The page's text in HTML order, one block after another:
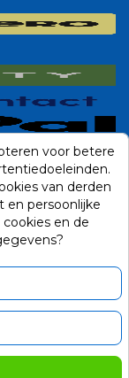
voor betere
van derden
en persoonlijke
en de